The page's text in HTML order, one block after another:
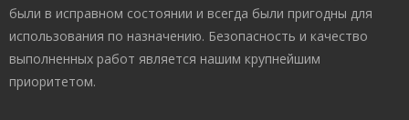
были в исправном состоянии и всегда были пригодны для
использования по назначению. Безопасность и качество
выполненных работ является нашим крупнейшим
приоритетом.